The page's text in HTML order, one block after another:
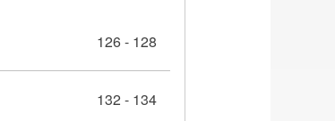
126 - 128
132 - 134